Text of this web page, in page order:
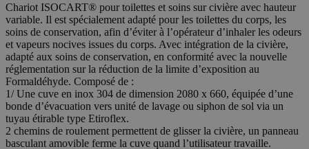
Chariot ISOCART® pour toilettes et soins sur civière avec hauteur
variable. Il est spécialement adapté pour les toilettes du corps, les
soins de conservation, afin d’éviter à l’opérateur d’inhaler les odeurs
et vapeurs nocives issues du corps. Avec intégration de la civière,
adapté aux soins de conservation, en conformité avec la nouvelle
réglementation sur la réduction de la limite d’exposition au
Formaldéhyde. Composé de :
1/ Une cuve en inox 304 de dimension 2080 x 660, équipée d’une
bonde d’évacuation vers unité de lavage ou siphon de sol via un
tuyau étirable type Etiroflex.
2 chemins de roulement permettent de glisser la civière, un panneau
basculant amovible ferme la cuve quand l’utilisateur travaille.